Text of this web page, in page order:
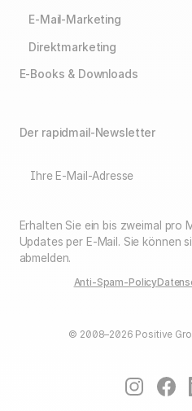
E-Mail-Marketing
Direktmarketing
E-Books & Downloads
Der rapidmail-Newsletter
Ihre E-Mail-Adresse
Erhalten Sie ein bis zweimal pro
Updates per E-Mail. Sie können
abmelden.
Anti-Spam-Policy
© 2008–2026 Positive